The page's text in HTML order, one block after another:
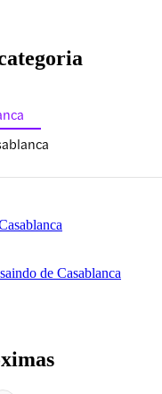
de Casablanca